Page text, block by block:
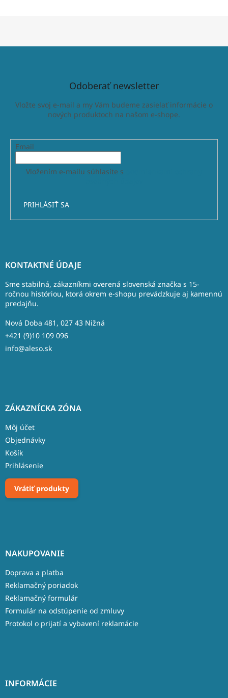
Odoberať newsletter
Vložte svoj e-mail a my Vám budeme zasielať informácie o
nových produktoch na našom e-shope.
Email
Vložením e-mailu súhlasíte s
PRIHLÁSIŤ SA
KONTAKTNÉ ÚDAJE
Sme stabilná, zákazníkmi overená slovenská značka s 15-
ročnou históriou, ktorá okrem e-shopu prevádzkuje aj kamennú
predajňu.
Nová Doba 481, 027 43 Nižná
+421 (9)10 109 096
info@aleso.sk
ZÁKAZNÍCKA ZÓNA
Môj účet
Objednávky
Košík
Prihlásenie
Vrátiť produkty
NAKUPOVANIE
Doprava a platba
Reklamačný poriadok
Reklamačný formulár
Formulár na odstúpenie od zmluvy
Protokol o prijatí a vybavení reklamácie
INFORMÁCIE